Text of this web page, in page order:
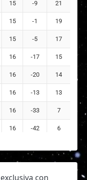
15 -9 21
15 -1 19
15 -5 17
16 -17 15
16 -20 14
16 -13 13
16 -33 7
16 -42 6
con